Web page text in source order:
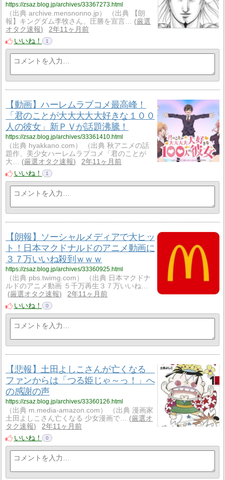
https://zsaz.blog.jp/archives/33367273.html
（出典 archive.mensnonno.jp） （出典 【朗
報】キングダム李牧さん、圧勝を宣言…
厳選
オタク速報
2年11ヶ月前
いいね！
1
【動画】ハーレムラブコメ最高峰！
「君のことが大大大大大好きな１００
人の彼女」新ＰＶが話題沸騰！
https://zsaz.blog.jp/archives/33361410.html
（出典 hyakkano.com） （出典 秋アニメの話
題作、美少女ハーレムラブコメ「君のことが
大…
厳選オタク速報
2年11ヶ月前
いいね！
1
【朗報】ソーシャルメディアで大ヒッ
ト！日本マクドナルドのアニメ動画に
３７万いいね殺到ｗｗｗ
https://zsaz.blog.jp/archives/33360925.html
（出典 pbs.twimg.com） （出典 日本マクドナ
ルドのアニメ動画 ５千万再生３７万いいね…
厳選オタク速報
2年11ヶ月前
いいね！
0
【悲報】土田よしこさんが亡くなる
ファンからは「つる姫じゃ～っ！」へ
の感謝の声
https://zsaz.blog.jp/archives/33360126.html
（出典 m.media-amazon.com） （出典 漫画家
土田よしこさん亡くなる 少女漫画で…
厳選オ
タク速報
2年11ヶ月前
いいね！
0